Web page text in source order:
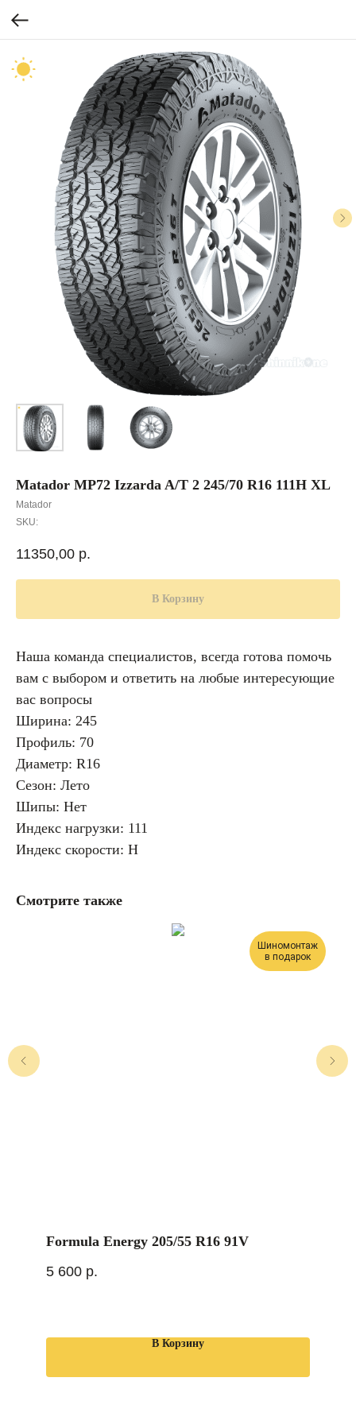
Matador MP72 Izzarda A/T 2 245/70 R16 111H XL
Matador
SKU:
11350,00 р.
В Корзину
Наша команда специалистов, всегда готова помочь
вам с выбором и ответить на любые интересующие
вас вопросы
Ширина: 245
Профиль: 70
Диаметр: R16
Сезон: Лето
Шипы: Нет
Индекс нагрузки: 111
Индекс скорости: H
Смотрите также
Шиномонтаж
в подарок
Formula Energy 205/55 R16 91V
5 600 р.
В Корзину